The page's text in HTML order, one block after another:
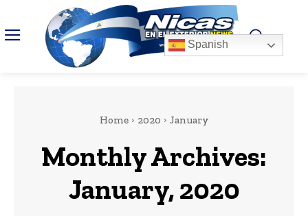
Home 2020 January
Monthly Archives:
January, 2020
Spanish